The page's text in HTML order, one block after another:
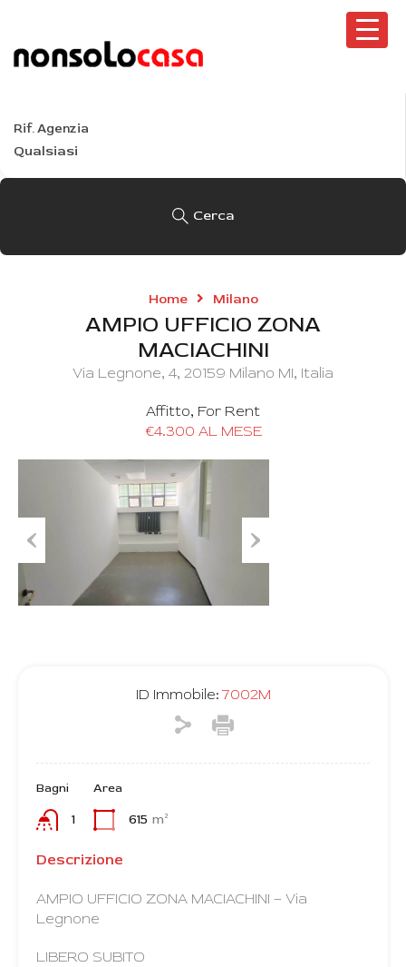
Tipo
Rif. Agenzia
Cerca
Home Milano
AMPIO UFFICIO ZONA
MACIACHINI
Via Legnone, 4, 20159 Milano MI, Italia
Affitto, For Rent
€4.300 AL MESE
ID Immobile:7002M
Bagni
1
Area
615 m²
Descrizione
AMPIO UFFICIO ZONA MACIACHINI – Via
Legnone
LIBERO SUBITO